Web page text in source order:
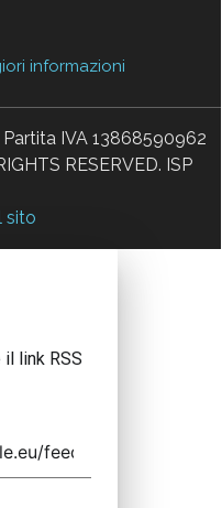
informazioni
IVA 13868590962
RESERVED. ISP
sito
link RSS